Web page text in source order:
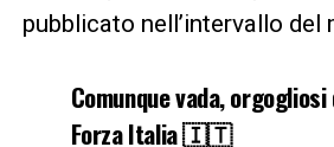
pubblicato nell’intervallo del
Comunque vada, orgogliosi
Forza Italia 🇮🇹